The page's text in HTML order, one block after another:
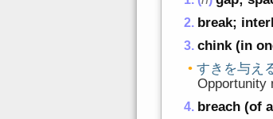
break;
chink (in
すきを与え
Opportunity
breach (of